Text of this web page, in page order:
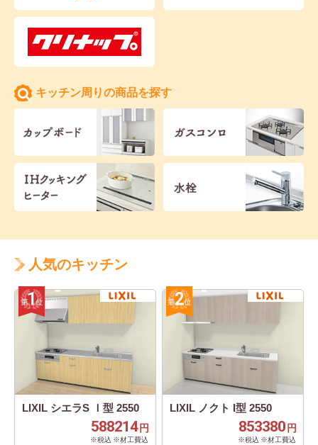
キッチン周りの商品を探す
人気のキッチン
LIXIL シエラS Ｉ型 2550
588214 円
※税込 ※材工費込
LIXIL ノクト I型 2550
853380 円
※税込 ※材工費込